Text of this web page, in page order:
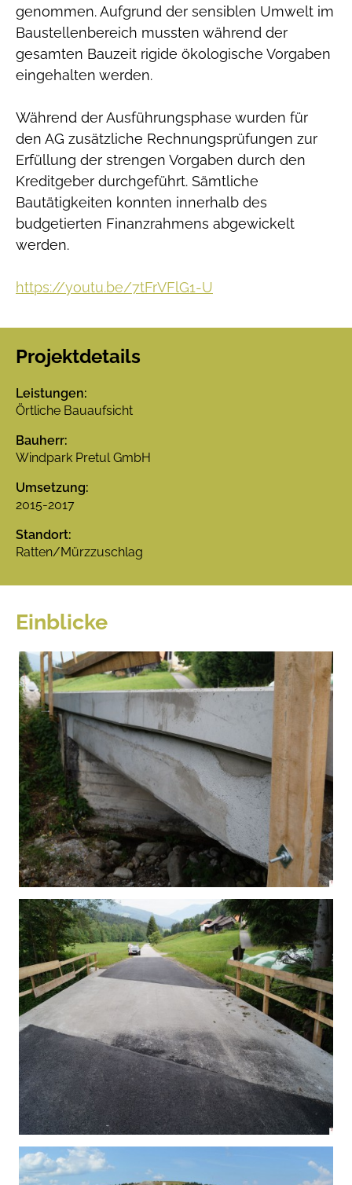
genommen. Aufgrund der sensiblen Umwelt im
Baustellenbereich mussten während der
gesamten Bauzeit rigide ökologische Vorgaben
eingehalten werden.
Während der Ausführungsphase wurden für
den AG zusätzliche Rechnungsprüfungen zur
Erfüllung der strengen Vorgaben durch den
Kreditgeber durchgeführt. Sämtliche
Bautätigkeiten konnten innerhalb des
budgetierten Finanzrahmens abgewickelt
werden.
https://youtu.be/7tFrVFlG1-U
Projektdetails
Leistungen:
Örtliche Bauaufsicht
Bauherr:
Windpark Pretul GmbH
Umsetzung:
2015-2017
Standort:
Ratten/Mürzzuschlag
Einblicke